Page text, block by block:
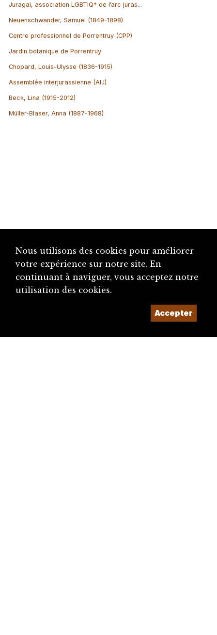
Juragai, association LGBTIQ* de l’arc juras...
Neuenschwander, Samuel (1849-1898)
Centre professionnel de Porrentruy (CPP)
Jardin botanique de Porrentruy
Chopard, Louis-Ulysse (1836-1915)
Assemblée interjurassienne (AIJ)
Beck, Lina (1915-2012)
Müller-Blaser, Anna (1887-1968)
Nous utilisons des cookies pour améliorer
votre expérience sur notre site. En
continuant à naviguer, vous acceptez notre
utilisation des cookies.
Accepter